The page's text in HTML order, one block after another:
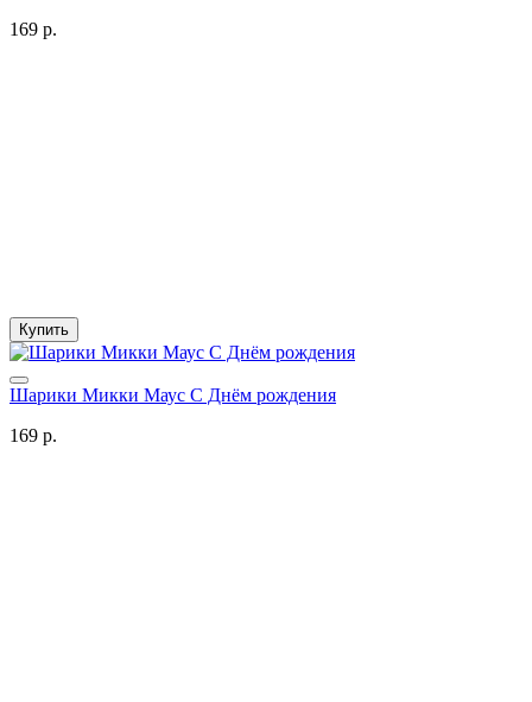
169 р.
Купить
Шарики Микки Маус С Днём рождения
169 р.